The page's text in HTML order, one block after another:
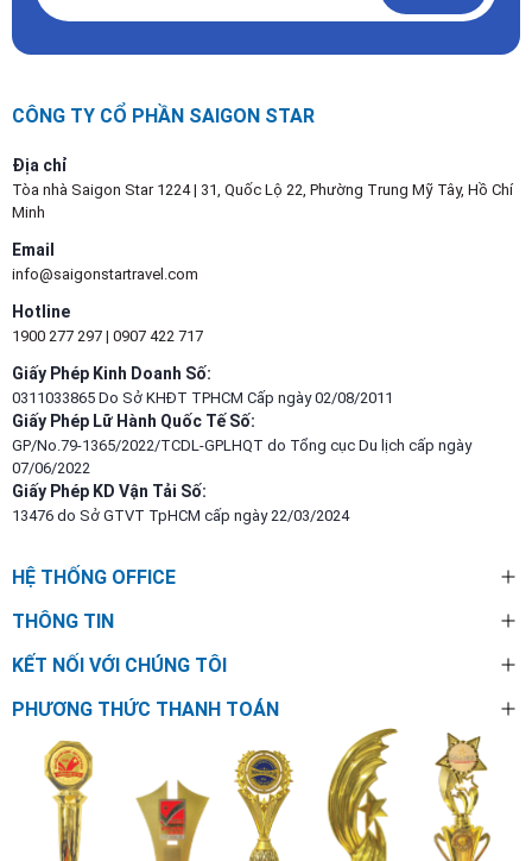
CÔNG TY CỔ PHẦN SAIGON STAR
Địa chỉ
Tòa nhà Saigon Star 1224 | 31, Quốc Lộ 22, Phường Trung Mỹ Tây, Hồ Chí
Minh
Email
info@saigonstartravel.com
Hotline
1900 277 297 | 0907 422 717
Giấy Phép Kinh Doanh Số:
0311033865 Do Sở KHĐT TPHCM Cấp ngày 02/08/2011
Giấy Phép Lữ Hành Quốc Tế Số:
GP/No.79-1365/2022/TCDL-GPLHQT do Tổng cục Du lịch cấp ngày
07/06/2022
Giấy Phép KD Vận Tải Số:
13476 do Sở GTVT TpHCM cấp ngày 22/03/2024
HỆ THỐNG OFFICE
THÔNG TIN
KẾT NỐI VỚI CHÚNG TÔI
PHƯƠNG THỨC THANH TOÁN